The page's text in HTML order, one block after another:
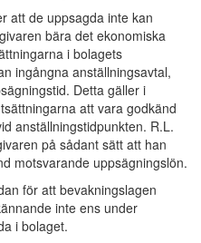
att de uppsagda inte kan
bära det ekonomiska
i bolagets
ingångna anställningsavtal,
Detta gäller i
att vara godkänd
anställningstidpunkten. R.L.
på sådant sätt att han
motsvarande uppsägningslön.
för att bevakningslagen
inte ens under
i bolaget.